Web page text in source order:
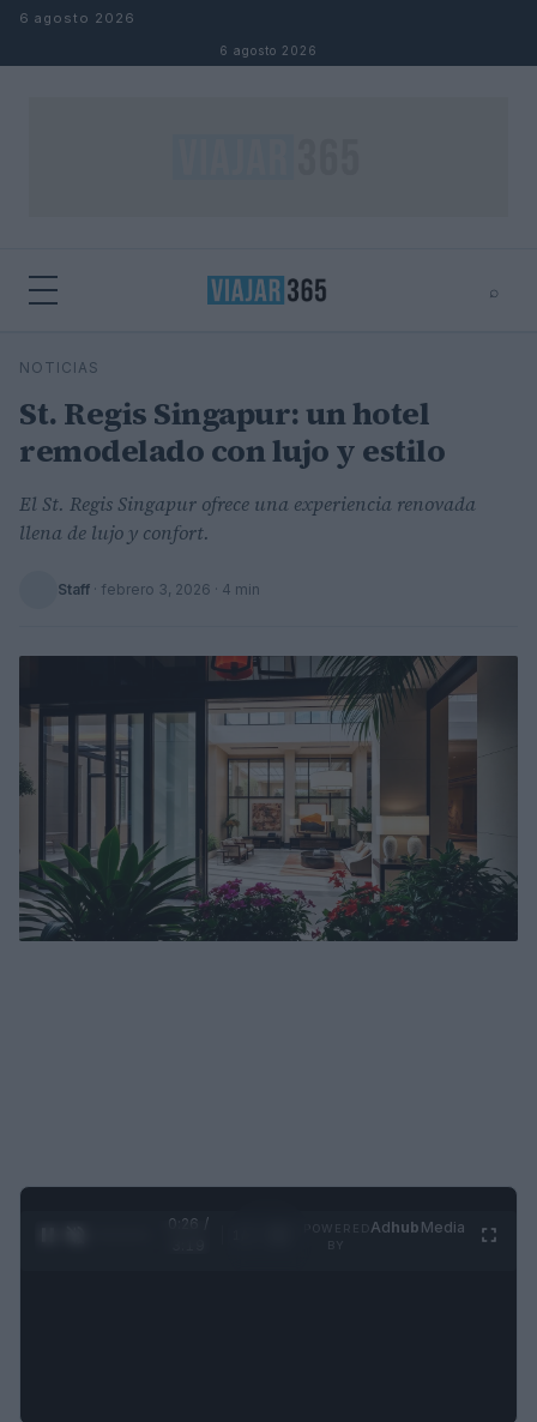
Saltar al contenido
6 agosto 2026
6 agosto 2026
⌕
Buscar
NOTICIAS
St. Regis Singapur: un hotel
remodelado con lujo y estilo
El St. Regis Singapur ofrece una experiencia renovada
llena de lujo y confort.
Staff · febrero 3, 2026 · 4 min
0:27 /
Adhub Media